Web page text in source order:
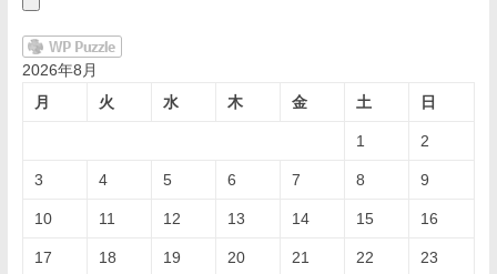
2026年8月
月
火 水 木 金 土 日
1 2
3 4 5 6 7 8 9
10 11 12 13 14 15 16
17 18 19 20 21 22 23